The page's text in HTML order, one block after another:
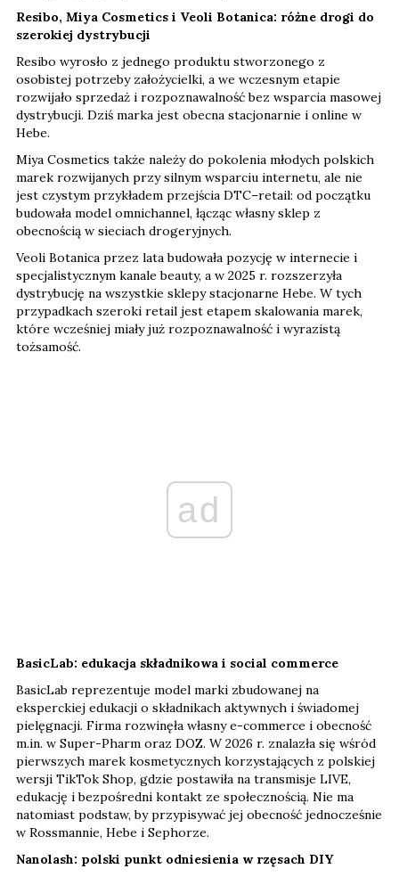
Resibo, Miya Cosmetics i Veoli Botanica: różne drogi do
szerokiej dystrybucji
Resibo wyrosło z jednego produktu stworzonego z
osobistej potrzeby założycielki, a we wczesnym etapie
rozwijało sprzedaż i rozpoznawalność bez wsparcia masowej
dystrybucji. Dziś marka jest obecna stacjonarnie i online w
Hebe.
Miya Cosmetics także należy do pokolenia młodych polskich
marek rozwijanych przy silnym wsparciu internetu, ale nie
jest czystym przykładem przejścia DTC–retail: od początku
budowała model omnichannel, łącząc własny sklep z
obecnością w sieciach drogeryjnych.
Veoli Botanica przez lata budowała pozycję w internecie i
specjalistycznym kanale beauty, a w 2025 r. rozszerzyła
dystrybucję na wszystkie sklepy stacjonarne Hebe. W tych
przypadkach szeroki retail jest etapem skalowania marek,
które wcześniej miały już rozpoznawalność i wyrazistą
tożsamość.
ad
BasicLab: edukacja składnikowa i social commerce
BasicLab reprezentuje model marki zbudowanej na
eksperckiej edukacji o składnikach aktywnych i świadomej
pielęgnacji. Firma rozwinęła własny e-commerce i obecność
m.in. w Super-Pharm oraz DOZ. W 2026 r. znalazła się wśród
pierwszych marek kosmetycznych korzystających z polskiej
wersji TikTok Shop, gdzie postawiła na transmisje LIVE,
edukację i bezpośredni kontakt ze społecznością. Nie ma
natomiast podstaw, by przypisywać jej obecność jednocześnie
w Rossmannie, Hebe i Sephorze.
Nanolash: polski punkt odniesienia w rzęsach DIY